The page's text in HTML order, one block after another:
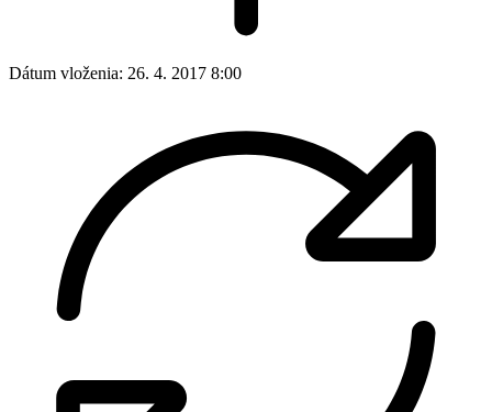
Dátum vloženia: 26. 4. 2017 8:00